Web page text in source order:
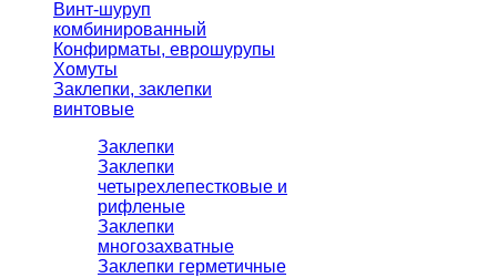
Винт-шуруп
комбинированный
Конфирматы, еврошурупы
Хомуты
Заклепки, заклепки
винтовые
Заклепки
Заклепки
четырехлепестковые и
рифленые
Заклепки
многозахватные
Заклепки герметичные